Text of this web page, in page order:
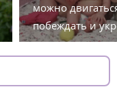
можно
побеждать и